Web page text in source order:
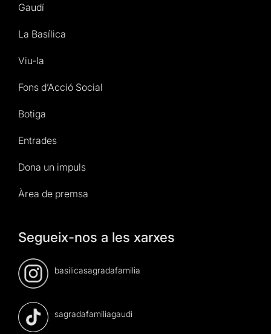
Gaudí
La Basílica
Viu-la
Fons d’Acció Social
Botiga
Entrades
Dona un impuls
Àrea de premsa
Segueix-nos a les xarxes
basilicasagradafamilia
sagradafamiliagaudi